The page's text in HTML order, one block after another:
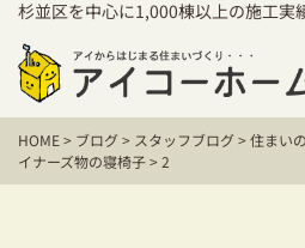
杉並区を中心に1,000棟以上の施工実
HOME
アイコーホーム
HOME> ブログ> スタッフブログ>住まい
イナーズ物の寝椅子>2